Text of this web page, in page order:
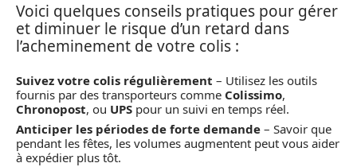
Voici quelques conseils pratiques pour gérer
et diminuer le risque d’un retard dans
l’acheminement de votre colis :
Suivez votre colis régulièrement – Utilisez les outils
fournis par des transporteurs comme Colissimo,
Chronopost, ou UPS pour un suivi en temps réel.
Anticiper les périodes de forte demande – Savoir que
pendant les fêtes, les volumes augmentent peut vous aider
à expédier plus tôt.